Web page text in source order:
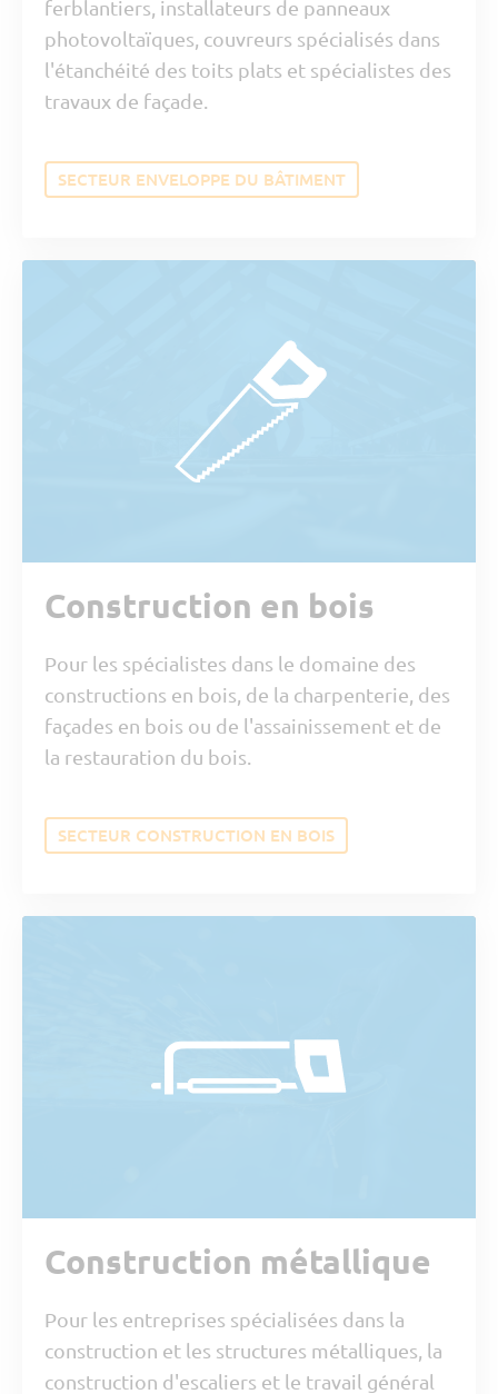
ferblantiers, installateurs de panneaux
photovoltaïques, couvreurs spécialisés dans
l'étanchéité des toits plats et spécialistes des
travaux de façade.
SECTEUR ENVELOPPE DU BÂTIMENT
Construction en bois
Pour les spécialistes dans le domaine des
constructions en bois, de la charpenterie, des
façades en bois ou de l'assainissement et de
la restauration du bois.
SECTEUR CONSTRUCTION EN BOIS
Construction métallique
Pour les entreprises spécialisées dans la
construction et les structures métalliques, la
construction d'escaliers et le travail général